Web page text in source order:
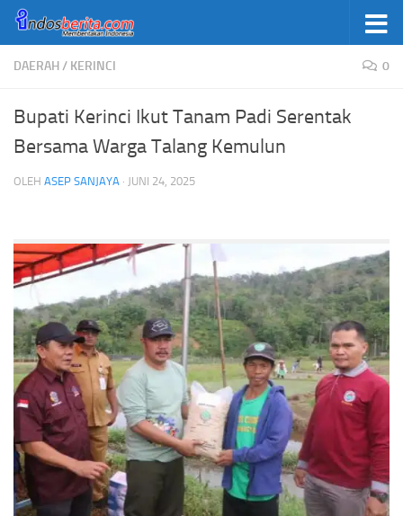
Skip to content
DAERAH/ KERINCI 0
Bupati Kerinci Ikut Tanam Padi Serentak
Bersama Warga Talang Kemulun
OLEH ASEP SANJAYA · JUNI 24, 2025